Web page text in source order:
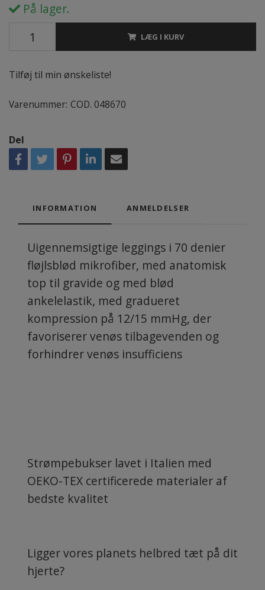
På lager.
LÆG I KURV
Tilføj til min ønskeliste!
Varenummer: COD. 048670
Del
INFORMATION ANMELDELSER
Uigennemsigtige leggings i 70 denier
fløjlsblød mikrofiber, med anatomisk
top til gravide og med blød
ankelelastik, med gradueret
kompression på 12/15 mmHg, der
favoriserer venøs tilbagevenden og
forhindrer venøs insufficiens
Strømpebukser lavet i Italien med
OEKO-TEX certificerede materialer af
bedste kvalitet
Ligger vores planets helbred tæt på dit
hjerte?